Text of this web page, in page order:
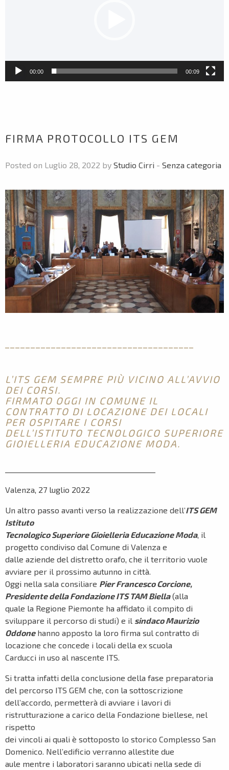
00:00 00:09
FIRMA PROTOCOLLO ITS GEM
Posted on Luglio 28, 2022 by Studio Cirri - Senza categoria
L’ITS GEM SEMPRE PIÙ VICINO ALL’AVVIO
DEI CORSI.
FIRMATO OGGI IN COMUNE IL
CONTRATTO DI LOCAZIONE DEI LOCALI
PER OSPITARE I CORSI
DELL’ISTITUTO TECNOLOGICO SUPERIORE
GIOIELLERIA EDUCAZIONE MODA.
Valenza, 27 luglio 2022
Un altro passo avanti verso la realizzazione dell’ITS GEM
Istituto
Tecnologico Superiore Gioielleria Educazione Moda, il
progetto condiviso dal Comune di Valenza e
dalle aziende del distretto orafo, che il territorio vuole
avviare per il prossimo autunno in città.
Oggi nella sala consiliare Pier Francesco Corcione,
Presidente della Fondazione ITS TAM Biella(alla
quale la Regione Piemonte ha affidato il compito di
sviluppare il percorso di studi) e il sindaco Maurizio
Oddonehanno apposto la loro firma sul contratto di
locazione che concede i locali della ex scuola
Carducci in uso al nascente ITS.
Si tratta infatti della conclusione della fase preparatoria
del percorso ITS GEM che, con la sottoscrizione
dell’accordo, permetterà di avviare i lavori di
ristrutturazione a carico della Fondazione biellese, nel
rispetto
dei vincoli ai quali è sottoposto lo storico Complesso San
Domenico. Nell’edificio verranno allestite due
aule mentre i laboratori saranno ubicati nella sede di